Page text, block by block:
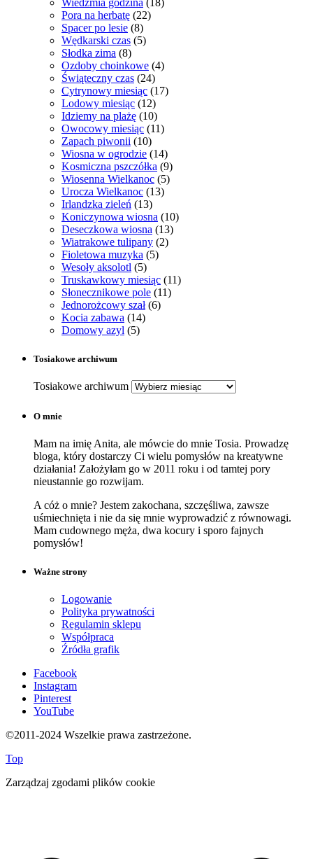
Wiedźmia godzina (18)
Pora na herbatę (22)
Spacer po lesie (8)
Wędkarski czas (5)
Słodka zima (8)
Ozdoby choinkowe (4)
Świąteczny czas (24)
Cytrynowy miesiąc (17)
Lodowy miesiąc (12)
Idziemy na plażę (10)
Owocowy miesiąc (11)
Zapach piwonii (10)
Wiosna w ogrodzie (14)
Kosmiczna pszczółka (9)
Wiosenna Wielkanoc (5)
Urocza Wielkanoc (13)
Irlandzka zieleń (13)
Koniczynowa wiosna (10)
Deseczkowa wiosna (13)
Wiatrakowe tulipany (2)
Fioletowa muzyka (5)
Wesoły aksolotl (5)
Truskawkowy miesiąc (11)
Słonecznikowe pole (11)
Jednorożcowy szał (6)
Kocia zabawa (14)
Domowy azyl (5)
Tosiakowe archiwum
Tosiakowe archiwum
O mnie
Mam na imię Anita, ale mówcie do mnie Tosia. Prowadzę
bloga, który dostarczy Ci wielu pomysłów na kreatywne
działania! Założyłam go w 2011 roku i od tamtej pory
nieustannie go rozwijam.
A cóż o mnie? Jestem zakochana, szczęśliwa, zawsze
uśmiechnięta i nie da się mnie wyprowadzić z równowagi.
Mam cudownego męża, dwa kocury i sporo fajnych
pomysłów!
Ważne strony
Logowanie
Polityka prywatności
Regulamin sklepu
Współpraca
Źródła grafik
Facebook
Instagram
Pinterest
YouTube
©2011-2024 Wszelkie prawa zastrzeżone.
Top
Zarządzaj zgodami plików cookie